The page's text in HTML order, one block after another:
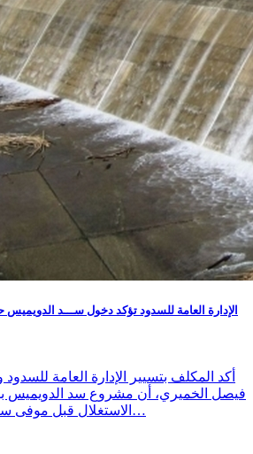
الإدارة العامة للسدود تؤكد دخول ســـد الدويميس
أكد المكلف بتسيير الإدارة العامة للسدود
فيصل الخميري، أن مشروع سد الدويميس
الاستغلال قبل موفى سنة 2026، بما سيمكن من…